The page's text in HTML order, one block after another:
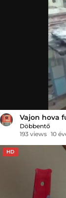
Vajon hova
Döbbentő
193 views 10
HD